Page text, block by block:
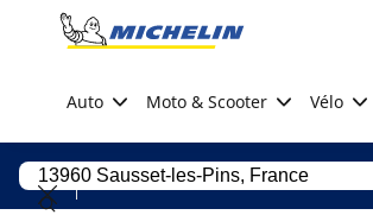
Go to page content
Auto Moto & Scooter Vélo